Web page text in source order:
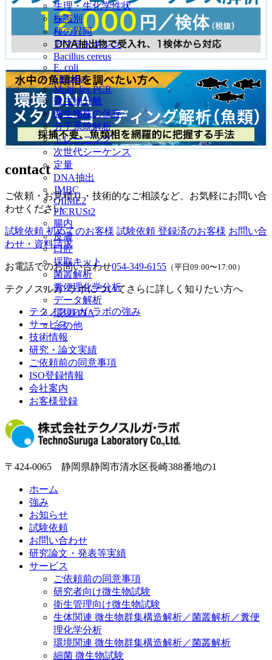
生理・生化学性状
株識別
種の異同
アフラトキシン
Bacillus cereus
E. coli
Shigella
Multiplex PCR
微生物分離
微生物株の保存
分子系統解析
トレーニング
次世代シーケンス
定量
DNA抽出
JMBC
QIIME2
PICRUSt2
腸内
皮膚
口腔
採取キット
菌叢解析
糞便理化学分析
データ解析
環境DNA
その他
contact
ご依頼・お見積り・技術的なご相談など、お気軽にお問い合
わせください。
試験依頼 初めてのお客様 試験依頼 登録済のお客様 お問い合
わせ・資料請求
お電話でのお問い合わせ054-349-6155 （平日09:00〜17:00）
テクノスルガ･ラボについてさらに詳しく知りたい方へ
テクノスルガ･ラボの強み
サービス
技術情報
研究・論文実績
ご依頼前の同意事項
ISO登録情報
会社案内
お客様登録
〒424-0065 静岡県静岡市清水区長崎388番地の1
ホーム
強み
お知らせ
試験依頼
お問い合わせ
研究論文・発表等実績
サービス
ご依頼前の同意事項
研究者向け微生物試験
衛生管理向け微生物試験
生体関連 微生物群集構造解析／菌叢解析／糞便
理化学分析
環境関連 微生物群集構造解析／菌叢解析
細菌 微生物試験